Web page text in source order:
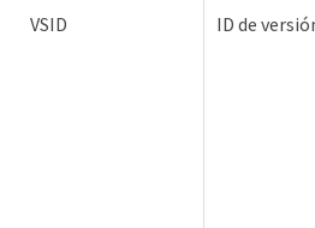
VSID ID de